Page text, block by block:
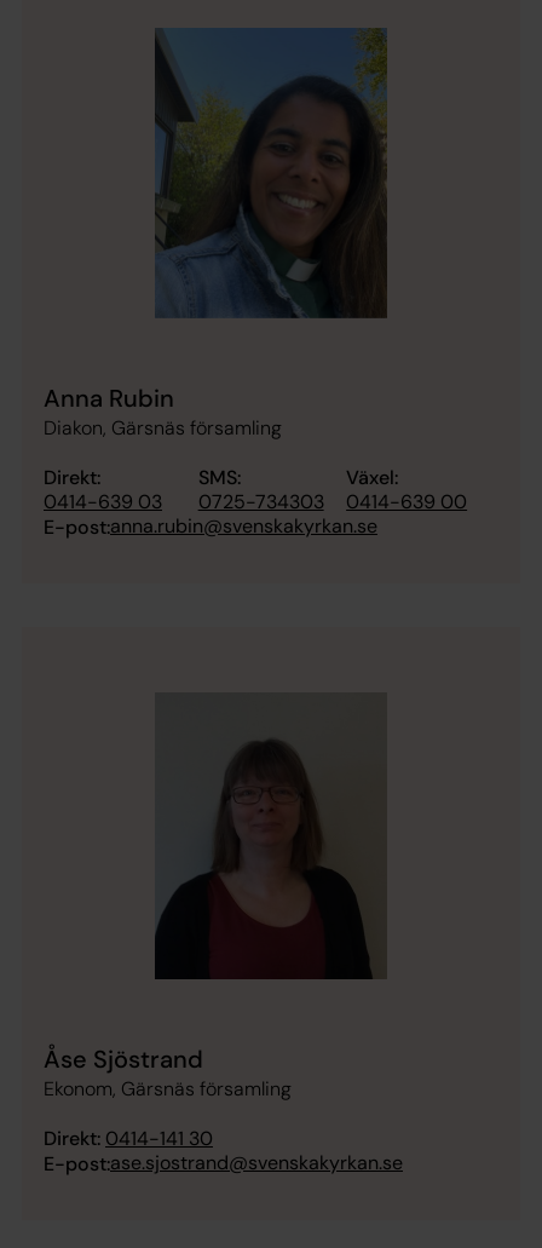
Anna Rubin
Diakon, Gärsnäs församling
Direkt:
0414-639 03
SMS:
0725-734303
Växel:
0414-639 00
E-post:anna.rubin@svenskakyrkan.se
Åse Sjöstrand
Ekonom, Gärsnäs församling
Direkt: 0414-141 30
E-post:ase.sjostrand@svenskakyrkan.se